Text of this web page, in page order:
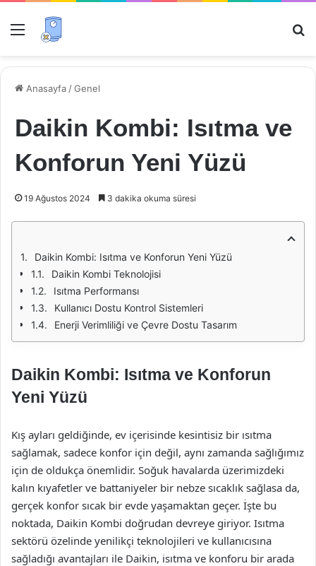
Menü
Anasayfa /Genel
Daikin Kombi: Isıtma ve
Konforun Yeni Yüzü
19 Ağustos 2024 3 dakika okuma süresi
Daikin Kombi: Isıtma ve Konforun Yeni Yüzü
Daikin Kombi Teknolojisi
Isıtma Performansı
Kullanıcı Dostu Kontrol Sistemleri
Enerji Verimliliği ve Çevre Dostu Tasarım
Daikin Kombi: Isıtma ve Konforun
Yeni Yüzü
Kış ayları geldiğinde, ev içerisinde kesintisiz bir ısıtma
sağlamak, sadece konfor için değil, aynı zamanda sağlığımız
için de oldukça önemlidir. Soğuk havalarda üzerimizdeki
kalın kıyafetler ve battaniyeler bir nebze sıcaklık sağlasa da,
gerçek konfor sıcak bir evde yaşamaktan geçer. İşte bu
noktada, Daikin Kombi doğrudan devreye giriyor. Isıtma
sektörü özelinde yenilikçi teknolojileri ve kullanıcısına
sağladığı avantajları ile Daikin, isıtma ve konforu bir arada